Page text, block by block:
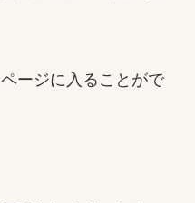
ージに入ることがで